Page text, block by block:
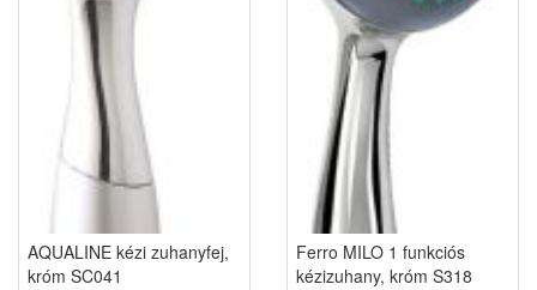
AQUALINE kézi zuhanyfej,
króm SC041
Ferro MILO 1 funkciós
kézizuhany, króm S318